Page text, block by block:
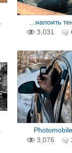
...напоить
3,031
3,076